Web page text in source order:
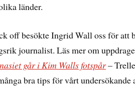
länder.
off besökte Ingrid Wall oss för att
journalist. Läs mer om
går i Kim Walls fotspår–
bra tips för vårt undersökande